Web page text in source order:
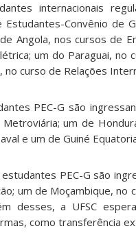
internacionais
Estudantes-Convênio de
Angola, nos cursos de
um do Paraguai,
no curso de Relações
PEC-G são
um de
e um de Guiné
PEC-G são
um de Moçambique, no
desses, a UFSC
como transferência